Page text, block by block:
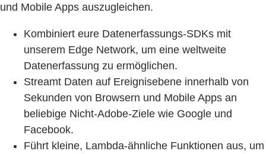
und Mobile Apps auszugleichen.
Kombiniert eure Datenerfassungs-SDKs mit
unserem Edge Network, um eine weltweite
Datenerfassung zu ermöglichen.
Streamt Daten auf Ereignisebene innerhalb von
Sekunden von Browsern und Mobile Apps an
beliebige Nicht-Adobe-Ziele wie Google und
Facebook.
Führt kleine, Lambda-ähnliche Funktionen aus, um